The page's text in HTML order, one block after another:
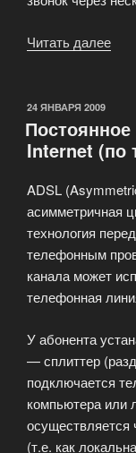
Читать далее
ОПУБЛИКОВАНО
24 ЯНВАРЯ 2009
Internet (по
ADSL
асимметричная
технология
телефонным
канала может
телефонная
У абонента
— сплиттер
подключается
компьютера или
осуществляется
(т.е. как